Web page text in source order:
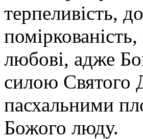
терпеливість,
любові, адже
силою Святого
пасхальними
Божого люду.